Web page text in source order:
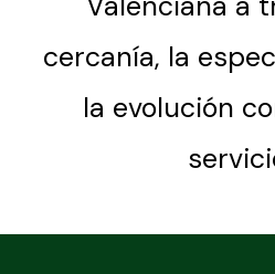
cercanía, la
la evolución